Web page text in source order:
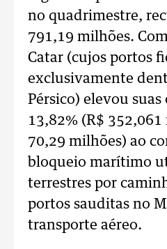
no quadrimestre,
791,19 milhões.
Catar (cujos portos
exclusivamente
Pérsico) elevou suas
13,82% (R$ 352,061
70,29 milhões) ao
bloqueio marítimo
terrestres por
portos sauditas no
transporte aéreo.